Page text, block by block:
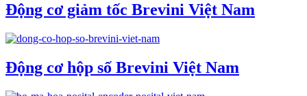
Động cơ giảm tốc Brevini Việt Nam
Động cơ hộp số Brevini Việt Nam